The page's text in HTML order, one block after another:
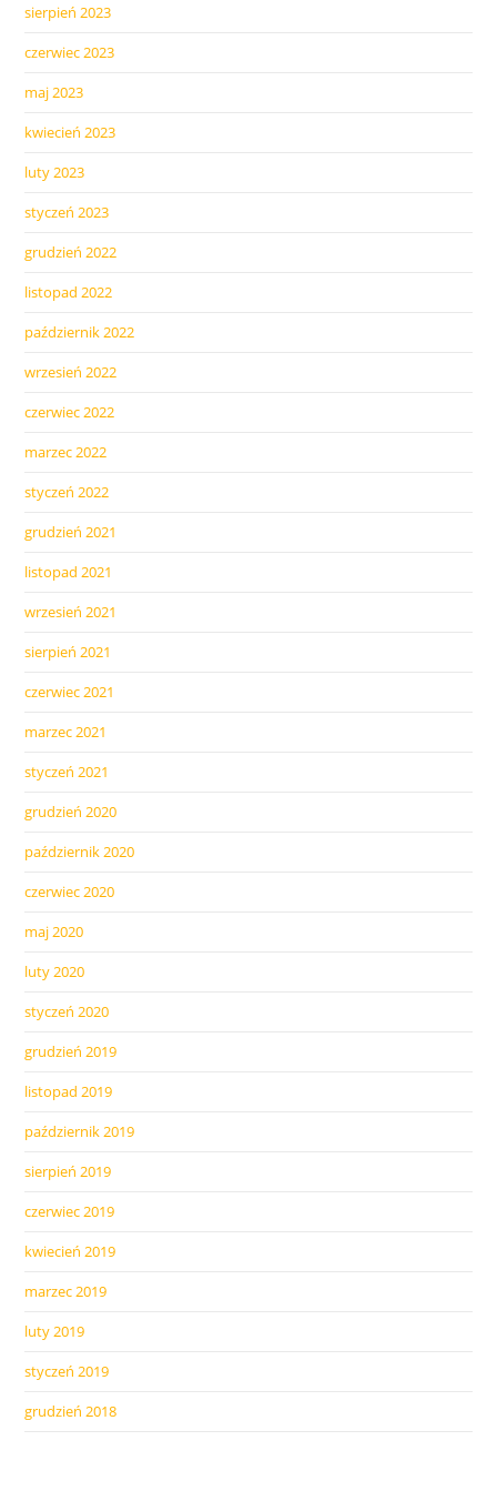
sierpień 2023
czerwiec 2023
maj 2023
kwiecień 2023
luty 2023
styczeń 2023
grudzień 2022
listopad 2022
październik 2022
wrzesień 2022
czerwiec 2022
marzec 2022
styczeń 2022
grudzień 2021
listopad 2021
wrzesień 2021
sierpień 2021
czerwiec 2021
marzec 2021
styczeń 2021
grudzień 2020
październik 2020
czerwiec 2020
maj 2020
luty 2020
styczeń 2020
grudzień 2019
listopad 2019
październik 2019
sierpień 2019
czerwiec 2019
kwiecień 2019
marzec 2019
luty 2019
styczeń 2019
grudzień 2018